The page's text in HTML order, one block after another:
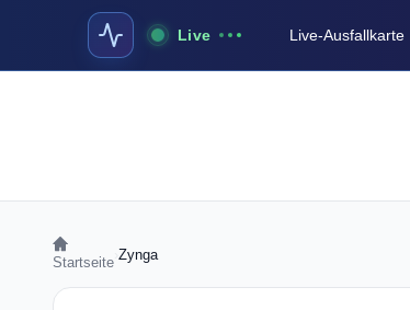
Live Live-Ausfallkarte
Startseite Zynga